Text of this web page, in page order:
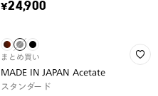
¥24,900
まとめ買い
MADE IN JAPAN Acetate
スタンダード